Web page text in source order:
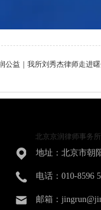
公益｜我所刘秀杰律师走进
北京京润律师事务所
地址：北京市朝
电话：010-8596
邮箱：